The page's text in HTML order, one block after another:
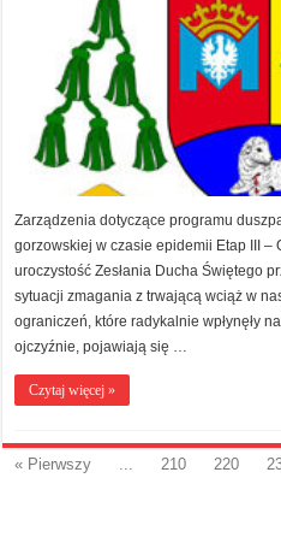
Zarządzenia dotyczące programu
gorzowskiej w czasie epidemii Etap III
uroczystość Zesłania Ducha Świętego
sytuacji zmagania z trwającą wciąż w
ograniczeń, które radykalnie wpłynęły
ojczyźnie, pojawiają się …
Czytaj więcej »
« Pierwszy ... 210 220